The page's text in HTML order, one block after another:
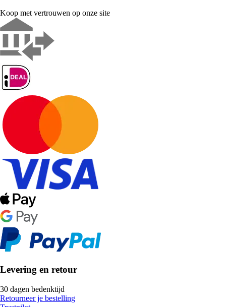
Koop met vertrouwen op onze site
Levering en retour
30 dagen bedenktijd
Retourneer je bestelling